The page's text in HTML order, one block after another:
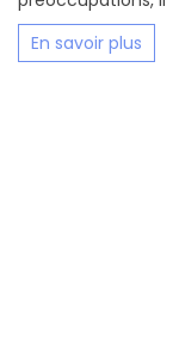
En savoir plus